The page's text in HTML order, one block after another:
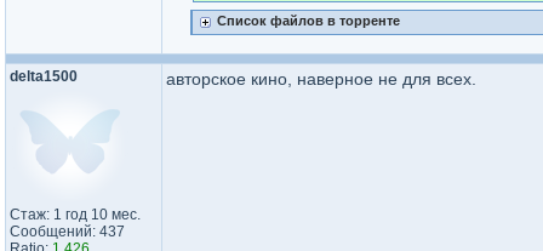
Список файлов в торренте
delta1500
Стаж: 1 год 10 мес.
Сообщений: 437
авторское кино, наверное не для всех.